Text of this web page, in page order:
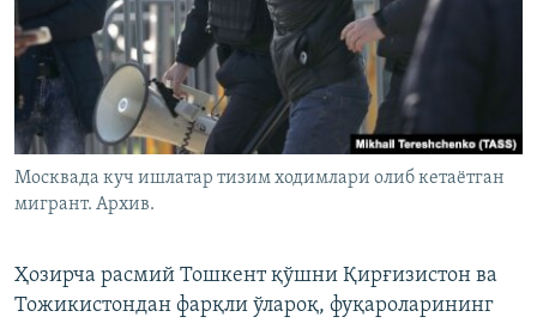
Москвада куч ишлатар тизим ходимлари олиб кетаётган
мигрант. Архив.
Ҳозирча расмий Тошкент қўшни Қирғизистон ва
Тожикистондан фарқли ўлароқ, фуқароларининг